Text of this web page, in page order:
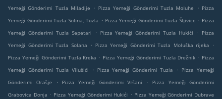
Yemeği Gönderimi Tuzla Miladije
. Pizza Yemeği Gönderimi Tuzla Moluhe . Pizza
Yemeği Gönderimi Tuzla Solina, Tuzla . Pizza Yemeği Gönderimi Tuzla Šljivice . Pizza
Yemeği Gönderimi Tuzla Sepetari
. Pizza Yemeği Gönderimi Tuzla Hukići . Pizza
Yemeği Gönderimi Tuzla Solana
. Pizza Yemeği Gönderimi Tuzla Moluška rijeka
.
Pizza Yemeği Gönderimi Tuzla Kreka . Pizza Yemeği Gönderimi Tuzla Drežnik . Pizza
Yemeği Gönderimi Tuzla Vilušići
. Pizza Yemeği Gönderimi Tuzla . Pizza Yemeği
Gönderimi Orašje
. Pizza Yemeği Gönderimi Vršani .
Pizza Yemeği Gönderimi
Grabovica Donja . Pizza Yemeği Gönderimi Hukići . Pizza Yemeği Gönderimi Dubrave